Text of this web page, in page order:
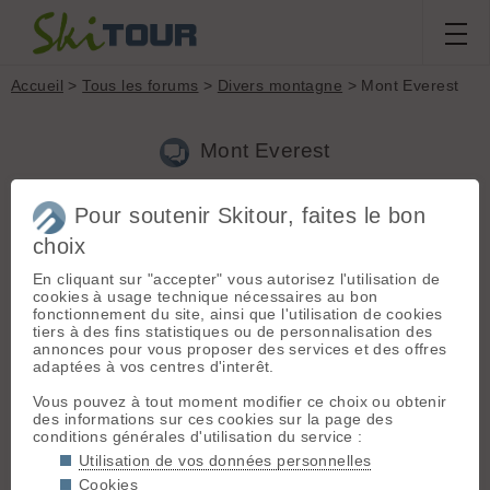
Accueil >Tous les forums > Divers montagne > Mont Everest
Mont Everest
M
matoo74[77posts] - Le 21/01/2021 17:03
Calmez-vous, c'était juste un troll pour nous occuper un peu
durant ces temps obscures
Jourblanc[29posts] - Le 21/01/2021 17:50
Je le pense aussi, mais la réflexion peut toujours nous
"éclairer " !
Pour soutenir Skitour, faites le bon
choix
En cliquant sur "accepter" vous autorisez l'utilisation de
cookies à usage technique nécessaires au bon
fonctionnement du site, ainsi que l'utilisation de cookies
tiers à des fins statistiques ou de personnalisation des
annonces pour vous proposer des services et des offres
adaptées à vos centres d'interêt.
Vous pouvez à tout moment modifier ce choix ou obtenir
des informations sur ces cookies sur la page des
conditions générales d'utilisation du service :
Utilisation de vos données personnelles
Cookies